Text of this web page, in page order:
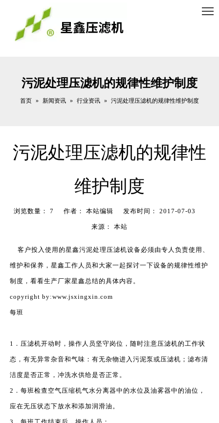
污泥处理压滤机的规律性维护制度
首页 » 新闻资讯 » 行业资讯 » 污泥处理压滤机的规律性维护制度
污泥处理压滤机的规律性
维护制度
浏览数量： 7 作者： 本站编辑 发布时间： 2017-07-03
来源： 本站
["wechat","weibo","qzone","douban","email"]
客户投入使用的星鑫污泥处理 压滤机设备必须由专人负责使用、
维护和保养，星鑫工作人员和大家一起探讨一下设备的规律性维护
制度，看看生产厂家星鑫总结的具体内容。
copyright by:www.jsxingxin.com
每班
1．压滤机开动时，操作人员坚守岗位，随时注意压滤机的工作状
态，有无异常杂音和气味：有无杂物进入污泥泵或压滤机；滤布清
洁度是否正常，冲洗水供给是否正常。
2．每班检查空气压缩机气水分离器中的水位及油雾器中的油位，
应在无压状态下放水和添加润滑油。